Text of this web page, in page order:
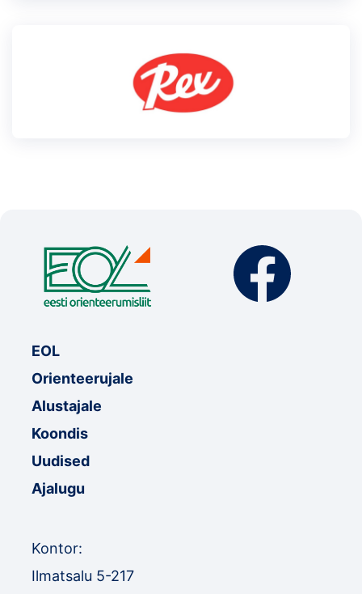
EOL
Orienteerujale
Alustajale
Koondis
Uudised
Ajalugu
Kontor:
Ilmatsalu 5-217